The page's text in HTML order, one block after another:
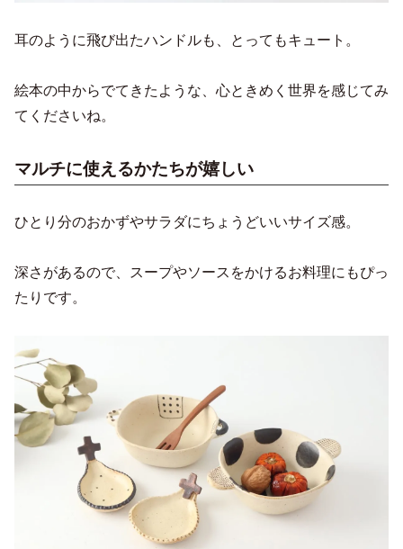
耳のように飛び出たハンドルも、とってもキュート。
絵本の中からでてきたような、心ときめく世界を感じてみ
てくださいね。
マルチに使えるかたちが嬉しい
ひとり分のおかずやサラダにちょうどいいサイズ感。
深さがあるので、スープやソースをかけるお料理にもぴっ
たりです。